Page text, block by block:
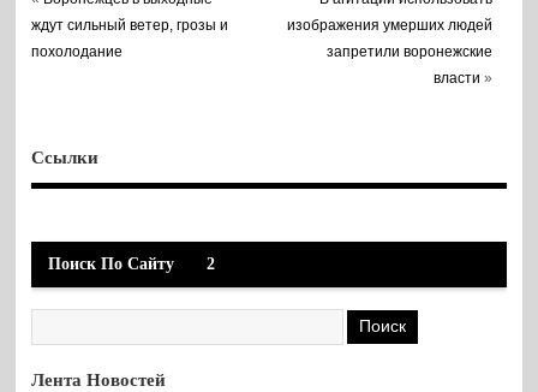
ждут сильный ветер, грозы и
похолодание
изображения умерших людей
запретили воронежские
власти »
Ссылки
Поиск По Сайту 2
Лента Новостей